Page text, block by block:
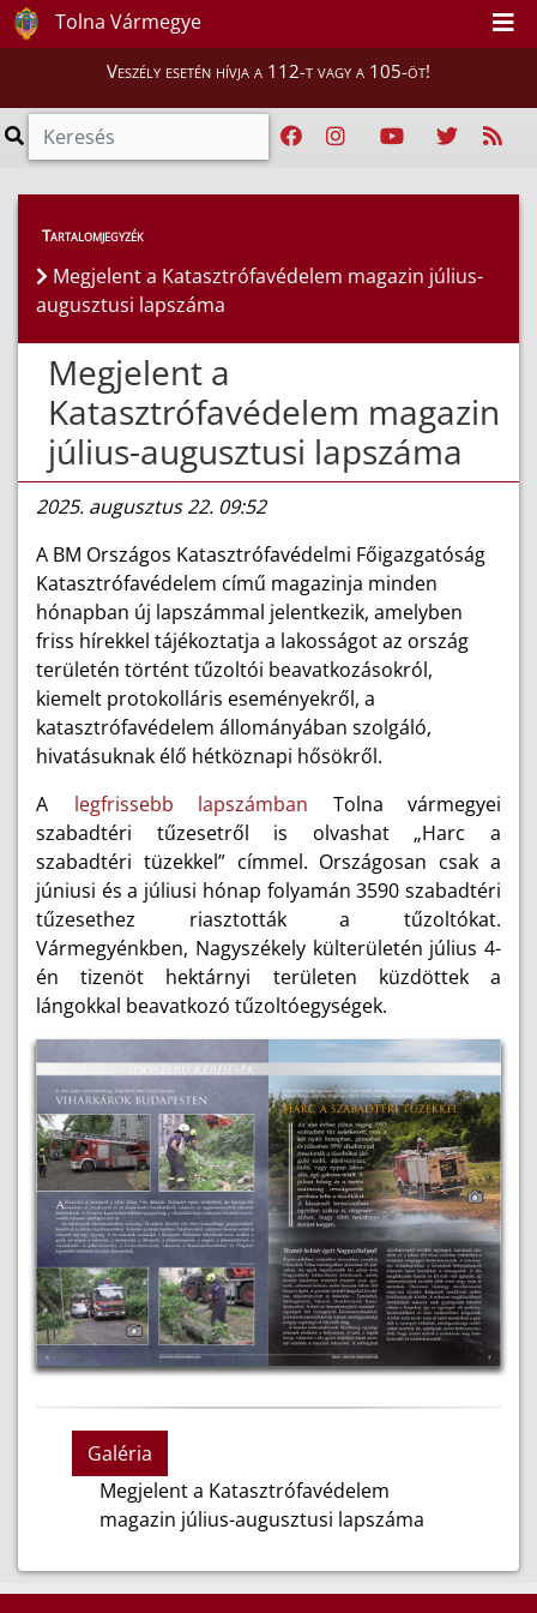
Tolna Vármegye
Veszély esetén hívja a 112-t vagy a 105-öt!
Híreink > Hírek
Tartalomjegyzék
Megjelent a Katasztrófavédelem magazin július-
augusztusi lapszáma
Megjelent a
Katasztrófavédelem magazin
július-augusztusi lapszáma
2025. augusztus 22. 09:52
A BM Országos Katasztrófavédelmi Főigazgatóság
Katasztrófavédelem című magazinja minden
hónapban új lapszámmal jelentkezik, amelyben
friss hírekkel tájékoztatja a lakosságot az ország
területén történt tűzoltói beavatkozásokról,
kiemelt protokolláris eseményekről, a
katasztrófavédelem állományában szolgáló,
hivatásuknak élő hétköznapi hősökről.
A
legfrissebb lapszámban
Tolna vármegyei
szabadtéri tűzesetről is olvashat „Harc a
szabadtéri tüzekkel” címmel. Országosan csak a
júniusi és a júliusi hónap folyamán 3590 szabadtéri
tűzesethez riasztották a tűzoltókat.
Vármegyénkben, Nagyszékely külterületén július 4-
én tizenöt hektárnyi területen küzdöttek a
lángokkal beavatkozó tűzoltóegységek.
Galéria
Megjelent a Katasztrófavédelem
magazin július-augusztusi lapszáma